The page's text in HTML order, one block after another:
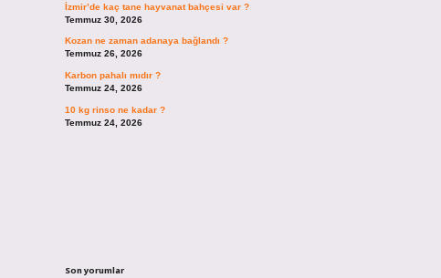
İzmir’de kaç tane hayvanat bahçesi var ?
Temmuz 30, 2026
Kozan ne zaman adanaya bağlandı ?
Temmuz 26, 2026
Karbon pahalı mıdır ?
Temmuz 24, 2026
10 kg rinso ne kadar ?
Temmuz 24, 2026
Son yorumlar